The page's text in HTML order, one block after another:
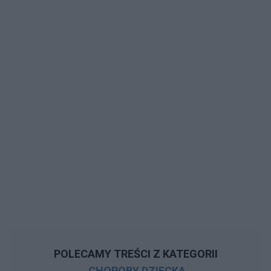
POLECAMY TREŚCI Z KATEGORII